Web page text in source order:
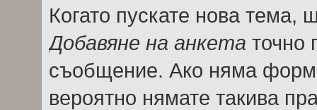
Когато пускате нова
Добавяне на анкета точно
съобщение. Ако няма
вероятно нямате такива